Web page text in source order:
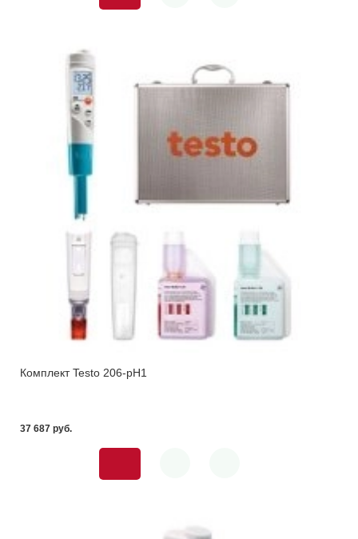
Комплект Testo 206-pH1
37 687 pуб.